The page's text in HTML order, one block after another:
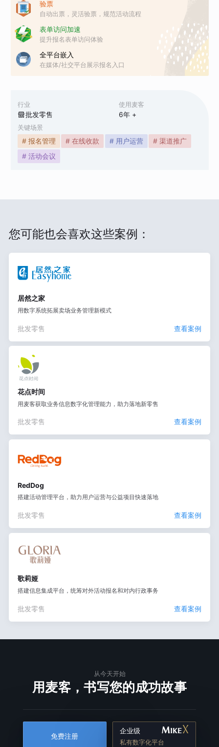
行业
批发零售
使用麦客
6年 +
关键场景
# 报名管理 # 在线收款 # 用户运营
# 渠道推广
# 活动会议
验票
自动出票，灵活验票，规范活动流程
表单访问加速
提升报名表单访问体验
全平台嵌入
在媒体/社交平台展示报名入口
您可能也会喜欢这些案例：
居然之家
用数字系统拓展卖场业务管理新模式
批发零售 查看案例
花点时间
用麦客获取业务信息数字化管理能力，助力落地新零售
批发零售 查看案例
RedDog
搭建活动管理平台，助力用户运营与公益项目快速落地
批发零售 查看案例
歌莉娅
搭建信息集成平台，统筹对外活动报名和对内行政事务
批发零售 查看案例
从今天开始
用麦客，书写您的成功故事
免费注册
企业级
私有数字化平台